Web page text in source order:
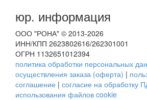
юр. информация
ООО "РОНА" © 2013-2026
ИНН/КПП 2623802616/262301001
ОГРН 1132651012394
политика обработки персональных
осуществления заказа (оферта) |
соглашение | согласие на обработку
использования файлов cookie